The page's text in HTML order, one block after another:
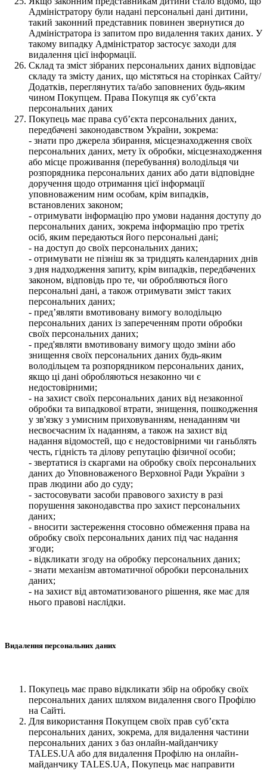
Адміністратору були надані персональні дані дитини,
такий законний представник повинен звернутися до
Адміністратора із запитом про видалення таких даних. У
такому випадку Адміністратор застосує заходи для
видалення цієї інформації.
Склад та зміст зібраних персональних даних відповідає
складу та змісту даних, що містяться на сторінках Сайту/
Додатків, переглянутих та/або заповнених будь-яким
чином Покупцем. Права Покупця як суб’єкта
персональних даних
Покупець має права суб’єкта персональних даних,
передбачені законодавством України, зокрема:
- знати про джерела збирання, місцезнаходження своїх
персональних даних, мету їх обробки, місцезнаходження
або місце проживання (перебування) володільця чи
розпорядника персональних даних або дати відповідне
доручення щодо отримання цієї інформації
уповноваженим ним особам, крім випадків,
встановлених законом;
- отримувати інформацію про умови надання доступу до
персональних даних, зокрема інформацію про третіх
осіб, яким передаються його персональні дані;
- на доступ до своїх персональних даних;
- отримувати не пізніш як за тридцять календарних днів
з дня надходження запиту, крім випадків, передбачених
законом, відповідь про те, чи обробляються його
персональні дані, а також отримувати зміст таких
персональних даних;
- пред’являти вмотивовану вимогу володільцю
персональних даних із запереченням проти обробки
своїх персональних даних;
- пред'являти вмотивовану вимогу щодо зміни або
знищення своїх персональних даних будь-яким
володільцем та розпорядником персональних даних,
якщо ці дані обробляються незаконно чи є
недостовірними;
- на захист своїх персональних даних від незаконної
обробки та випадкової втрати, знищення, пошкодження
у зв'язку з умисним приховуванням, ненаданням чи
несвоєчасним їх наданням, а також на захист від
надання відомостей, що є недостовірними чи ганьблять
честь, гідність та ділову репутацію фізичної особи;
- звертатися із скаргами на обробку своїх персональних
даних до Уповноваженого Верховної Ради України з
прав людини або до суду;
- застосовувати засоби правового захисту в разі
порушення законодавства про захист персональних
даних;
- вносити застереження стосовно обмеження права на
обробку своїх персональних даних під час надання
згоди;
- відкликати згоду на обробку персональних даних;
- знати механізм автоматичної обробки персональних
даних;
- на захист від автоматизованого рішення, яке має для
нього правові наслідки.
Видалення персональних даних
Покупець має право відкликати збір на обробку своїх
персональних даних шляхом видалення свого Профілю
на Сайті.
Для використання Покупцем своїх прав суб’єкта
персональних даних, зокрема, для видалення частини
персональних даних з баз онлайн-майданчику
TALES.UA або для видалення Профілю на онлайн-
майданчику TALES.UA, Покупець має направити